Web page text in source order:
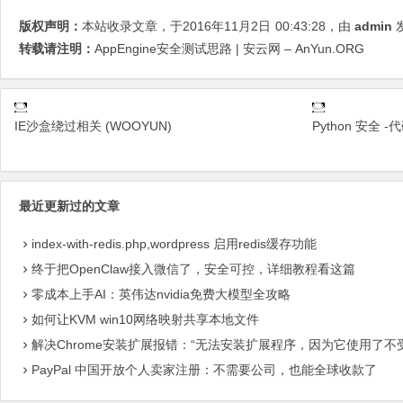
版权声明： 本站收录文章，于2016年11月2日 00:43:28 ，由 admin
转载请注明： AppEngine安全测试思路 | 安云网 – AnYun.ORG
IE沙盒绕过相关 (WOOYUN) Python 安全 -
最近更新过的文章
index-with-redis.php,wordpress 启用redis缓存功能
终于把OpenClaw接入微信了，安全可控，详细教程看这篇
零成本上手AI：英伟达nvidia免费大模型全攻略
如何让KVM win10网络映射共享本地文件
解决Chrome安装扩展报错：“无法安装扩展程序，因为它使用了不
PayPal 中国开放个人卖家注册：不需要公司，也能全球收款了